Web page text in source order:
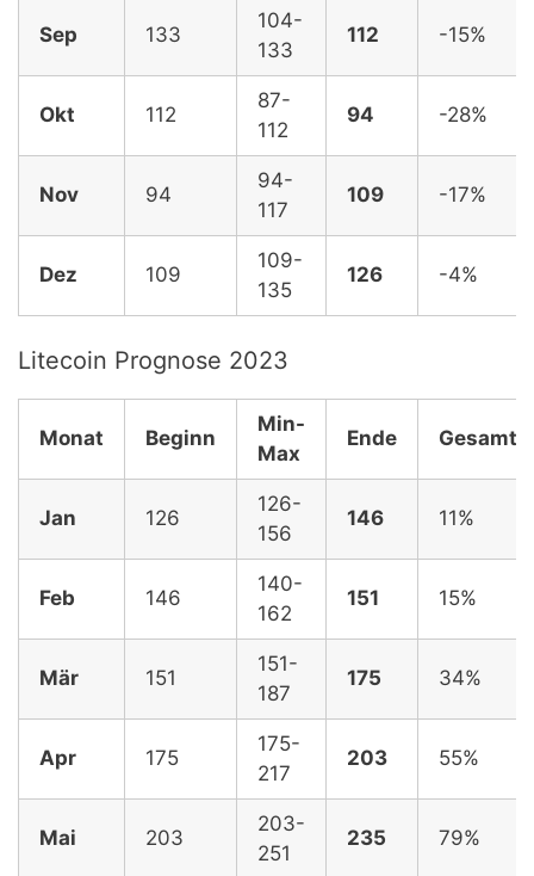
Sep 133
104-
133
112 -15%
Okt 112
87-
112
94 -28%
Nov 94
94-
117
109 -17%
Dez 109
109-
135
126 -4%
Litecoin Prognose 2023
Monat Beginn
Min-
Max
Ende
Jan 126
126-
156
146 11%
Feb 146
140-
162
151 15%
Mär 151
151-
187
175 34%
Apr 175
175-
217
203 55%
Mai 203
203-
251
235 79%